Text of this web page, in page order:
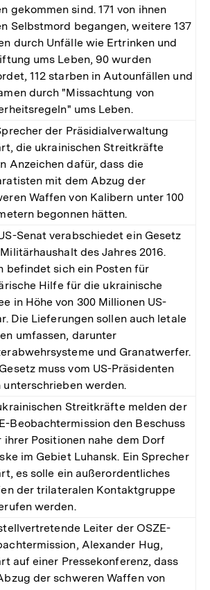
gekommen sind. 171 von ihnen
Selbstmord begangen, weitere 137
durch Unfälle wie Ertrinken und
ums Leben, 90 wurden
112 starben in Autounfällen und
durch "Missachtung von
ums Leben.
der Präsidialverwaltung
die ukrainischen Streitkräfte
Anzeichen dafür, dass die
mit dem Abzug der
Waffen von Kalibern unter 100
begonnen hätten.
Senat verabschiedet ein Gesetz
des Jahres 2016.
befindet sich ein Posten für
Hilfe für die ukrainische
in Höhe von 300 Millionen US-
Die Lieferungen sollen auch letale
umfassen, darunter
und Granatwerfer.
muss vom US-Präsidenten
unterschrieben werden.
Streitkräfte melden der
Beobachtermission den Beschuss
ihrer Positionen nahe dem Dorf
im Gebiet Luhansk. Ein Sprecher
es solle ein außerordentliches
der trilateralen Kontaktgruppe
werden.
Leiter der OSZE-
Alexander Hug,
auf einer Pressekonferenz, dass
der schweren Waffen von